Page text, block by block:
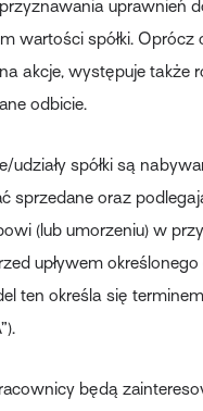
uprawnień
wartości spółki. Oprócz
akcje, występuje także
odbicie.
udziały spółki są
sprzedane oraz
(lub umorzeniu) w
upływem
ten określa się
będą